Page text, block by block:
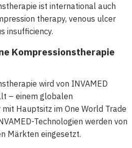
ist international auch
therapy, venous ulcer
insufficiency.
Kompressionstherapie
wird von INVAMED
– einem globalen
Hauptsitz im One World Trade
Technologien werden von
Märkten eingesetzt.